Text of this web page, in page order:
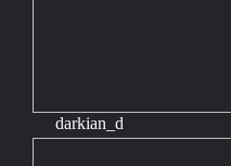
darkian_d